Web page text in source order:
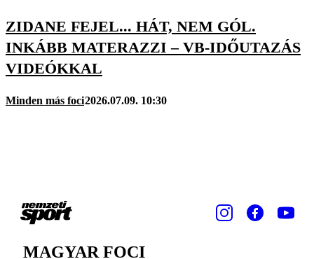
ZIDANE FEJEL... HÁT, NEM GÓL.
INKÁBB MATERAZZI – VB-IDŐUTAZÁS
VIDEÓKKAL
Minden más foci2026.07.09. 10:30
MAGYAR FOCI